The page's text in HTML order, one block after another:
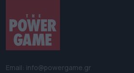
Email: info@powergame.gr